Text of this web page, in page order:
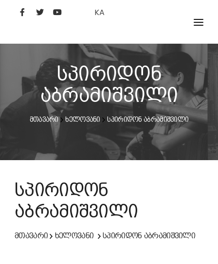
KA
ᲤᲘᲚᲛᲔᲑᲘ
ᲮᲔᲚᲝᲕᲐᲜᲘ
ᲙᲘᲜᲝᲡᲢᲣᲓᲘᲐ
ᲙᲘᲜᲝᲐᲙᲐᲓᲔᲛᲘᲐ
სპირიდონ
აბრამიშვილი
მთავარი ხელოვანი სპირიდონ აბრამიშვილი
სპირიდონ
აბრამიშვილი
მთავარი ხელოვანი სპირიდონ აბრამიშვილი